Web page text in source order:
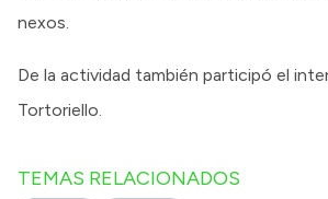
nexos.
De la actividad también participó el
Tortoriello.
TEMAS RELACIONADOS